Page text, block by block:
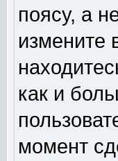
поясу, а
измените
как и
момент